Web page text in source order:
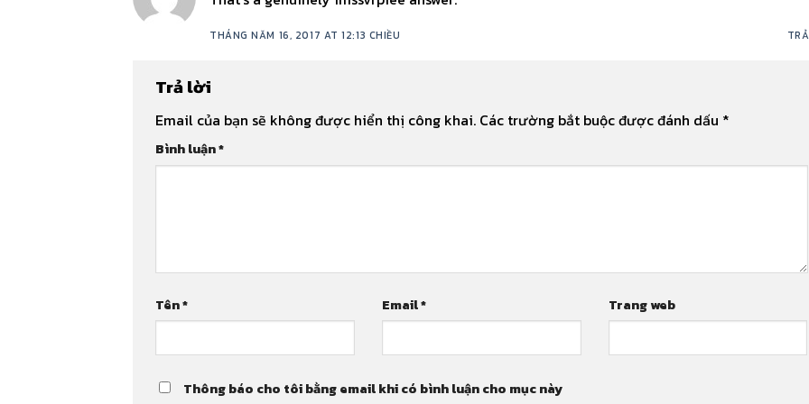
THÁNG NĂM 16, 2017 AT 12:13 CHIỀU
Trả lời
Email của bạn sẽ không được hiển thị công khai. Các trường bắt buộc được đánh dấu *
Bình luận*
Tên* Email* Trang web
Thông báo cho tôi bằng email khi có bình luận cho mục này